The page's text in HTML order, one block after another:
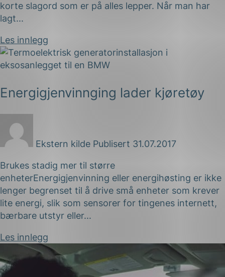
korte slagord som er på alles lepper. Når man har
lagt...
Les innlegg
Energigjenvinnging lader kjøretøy
Ekstern kilde Publisert 31.07.2017
Brukes stadig mer til større
enheterEnergigjenvinning eller energihøsting er ikke
lenger begrenset til å drive små enheter som krever
lite energi, slik som sensorer for tingenes internett,
bærbare utstyr eller...
Les innlegg